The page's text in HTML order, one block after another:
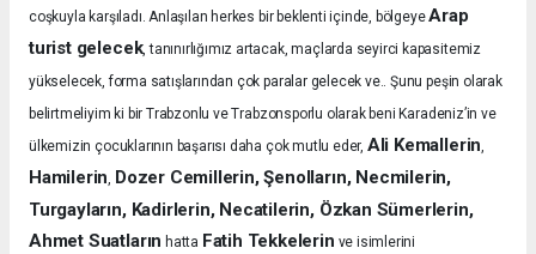
coşkuyla karşıladı.Anlaşılan herkes bir beklenti içinde, bölgeyeArap
turist gelecek, tanınırlığımız artacak, maçlarda seyirci kapasitemiz
yükselecek, forma satışlarından çok paralar gelecek ve.. Şunu peşin olarak
belirtmeliyim ki bir Trabzonlu ve Trabzonsporlu olarak beni Karadeniz’in ve
ülkemizin çocuklarının başarısı daha çok mutlu eder, Ali Kemallerin,
Hamilerin, Dozer Cemillerin, Şenolların, Necmilerin,
Turgayların, Kadirlerin, Necatilerin, Özkan Sümerlerin,
Ahmet Suatların hatta Fatih Tekkelerin ve isimlerini